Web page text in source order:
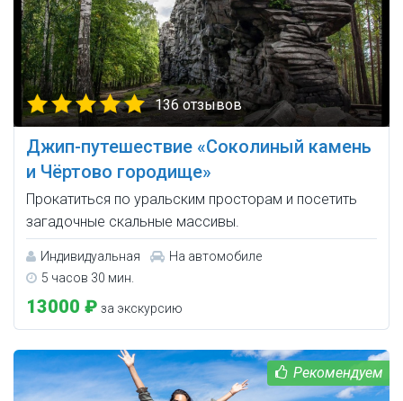
136 отзывов
Джип-путешествие «Соколиный камень
и Чёртово городище»
Прокатиться по уральским просторам и посетить
загадочные скальные массивы.
Индивидуальная
На автомобиле
5 часов 30 мин.
13000 ₽ за экскурсию